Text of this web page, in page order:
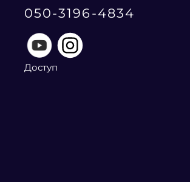
050-3196-4834
Доступ